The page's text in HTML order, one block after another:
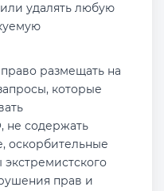
удалять любую
размещать на
которые
не содержать
оскорбительные
прав и